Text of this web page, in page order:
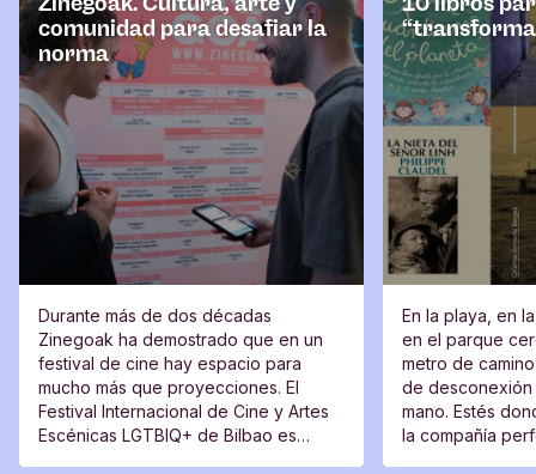
comunidad para desafiar la
norma
Durante más de dos décadas
Zinegoak ha demostrado que en un
festival de cine hay espacio para
mucho más que proyecciones. El
Festival Internacional de Cine y Artes
Escénicas LGTBIQ+ de Bilbao es
En la playa, en
en el parque
metro de
de
mano. Estés
la compañía